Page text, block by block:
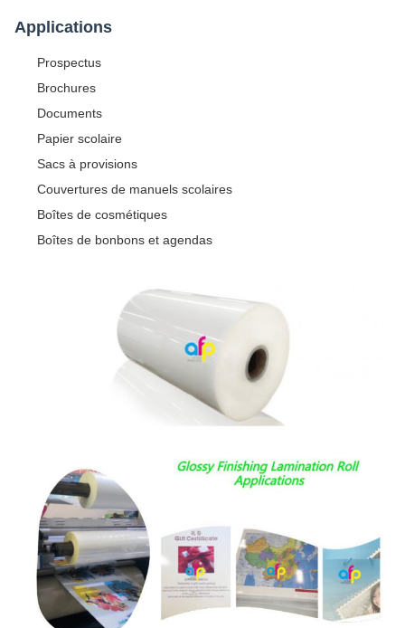
Applications
Prospectus
Brochures
Documents
Papier scolaire
Sacs à provisions
Couvertures de manuels scolaires
Boîtes de cosmétiques
Boîtes de bonbons et agendas